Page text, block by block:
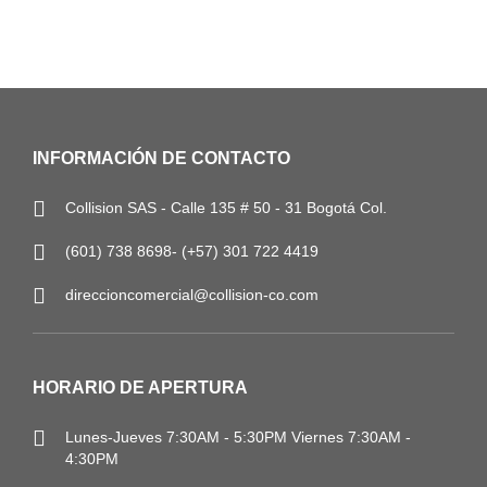
INFORMACIÓN DE CONTACTO
Collision SAS - Calle 135 # 50 - 31 Bogotá Col.
(601) 738 8698- (+57) 301 722 4419
direccioncomercial@collision-co.com
HORARIO DE APERTURA
Lunes-Jueves 7:30AM - 5:30PM Viernes 7:30AM -
4:30PM